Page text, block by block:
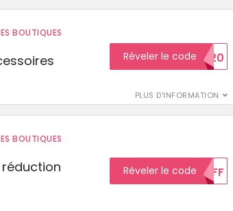
BOUTIQUES
PLUS D'INFORMATION
Réveler le code
BIENVENUE20
BOUTIQUES
Réveler le code10%OFF